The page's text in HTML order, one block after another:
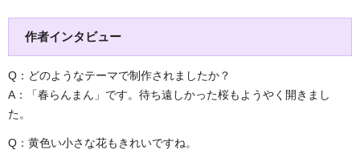
作者インタビュー
Q：どのようなテーマで制作されましたか？
A：「春らんまん」です。待ち遠しかった桜もようやく開きまし
た。
Q：黄色い小さな花もきれいですね。